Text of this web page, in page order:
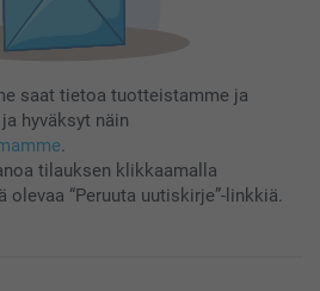
saat tietoa tuotteistamme ja
hyväksyt näin
.
tilauksen klikkaamalla
“Peruuta uutiskirje”-linkkiä.